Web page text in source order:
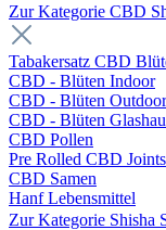
Zur Kategorie CBD
Tabakersatz CBD
CBD - Blüten Indoor
CBD - Blüten Outdoor
CBD - Blüten
CBD Pollen
Pre Rolled CBD Joints
CBD Samen
Hanf Lebensmittel
Zur Kategorie Shisha